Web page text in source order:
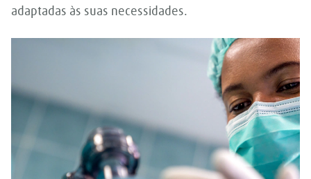
adaptadas às suas necessidades.